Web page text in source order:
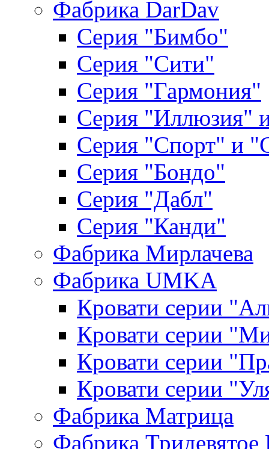
Фабрика DarDav
Серия "Бимбо"
Серия "Сити"
Серия "Гармония"
Серия "Иллюзия"
Серия "Спорт" и
Серия "Бондо"
Серия "Дабл"
Серия "Канди"
Фабрика Мирлачева
Фабрика UMKA
Кровати серии
Кровати серии
Кровати серии
Кровати серии
Фабрика Матрица
Фабрика Тридевятое